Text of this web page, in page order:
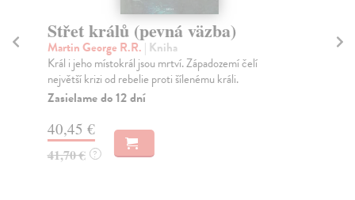
Střet králů (pevná väzba)
Martin George R.R. | Kniha
Král i jeho místokrál jsou mrtví. Západozemí čelí
největší krizi od rebelie proti šílenému králi.
Zasielame do 12 dní
40,45 €
41,70 € ?